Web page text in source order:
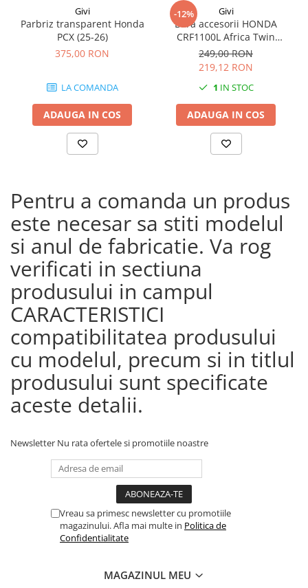
Givi
Parbriz transparent Honda
PCX (25-26)
375,00 RON
LA COMANDA
ADAUGA IN COS
-12% Givi
Bara accesorii HONDA
CRF1100L Africa Twin
Adventure Sports (20 - 23)
CRF1100L Africa Twin
Adventure Sports (24)
CRF1100L AFRICA TWIN (24)
CRF1100L Africa Twin (20 -
23)
249,00 RON
219,12 RON
1 IN STOC
ADAUGA IN COS
Pentru a comanda un produs
este necesar sa stiti modelul
si anul de fabricatie. Va rog
verificati in sectiuna
produsului in campul
CARACTERISTICI
compatibilitatea produsului
cu modelul, precum si in titlul
produsului sunt specificate
aceste detalii.
Newsletter Nu rata ofertele si promotiile noastre
Vreau sa primesc newsletter cu promotiile
magazinului. Afla mai multe in Politica de
Confidentialitate
MAGAZINUL MEU